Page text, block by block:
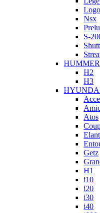
Logo
Nsx
S-
HUMMER
H2
H3
Atos
Getz
H1
i10
i20
i30
i40